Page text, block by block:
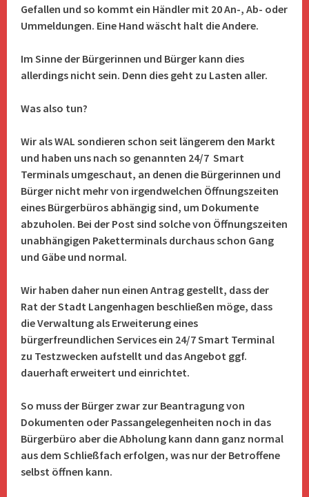
Gefallen und so kommt ein Händler mit 20 An-, Ab- oder
Ummeldungen. Eine Hand wäscht halt die Andere.
Im Sinne der Bürgerinnen und Bürger kann dies
allerdings nicht sein. Denn dies geht zu Lasten aller.
Was also tun?
Wir als WAL sondieren schon seit längerem den Markt
und haben uns nach so genannten 24/7 Smart
Terminals umgeschaut, an denen die Bürgerinnen und
Bürger nicht mehr von irgendwelchen Öffnungszeiten
eines Bürgerbüros abhängig sind, um Dokumente
abzuholen. Bei der Post sind solche von Öffnungszeiten
unabhängigen Paketterminals durchaus schon Gang
und Gäbe und normal.
Wir haben daher nun einen Antrag gestellt, dass der
Rat der Stadt Langenhagen beschließen möge, dass
die Verwaltung als Erweiterung eines
bürgerfreundlichen Services ein 24/7 Smart Terminal
zu Testzwecken aufstellt und das Angebot ggf.
dauerhaft erweitert und einrichtet.
So muss der Bürger zwar zur Beantragung von
Dokumenten oder Passangelegenheiten noch in das
Bürgerbüro aber die Abholung kann dann ganz normal
aus dem Schließfach erfolgen, was nur der Betroffene
selbst öffnen kann.